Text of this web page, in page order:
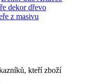
dekor dřevo
z masivu
kteří zboží